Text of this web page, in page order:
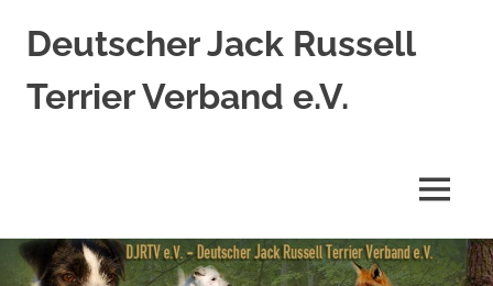
Zum
Inhalt
Deutscher Jack Russell
Terrier Verband e.V.
englischem
Standard
MENÜ